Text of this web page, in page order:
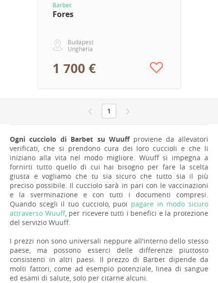
Barbet
Fores
Budapest
Ungheria
1 700 €
1
Ogni cucciolo di Barbet su Wuuffproviene da allevatori
verificati, che si prendono cura dei loro cuccioli e che li
iniziano alla vita nel modo migliore. Wuuff si impegna a
fornirti tutto quello di cui hai bisogno per fare la scelta
giusta e vogliamo che tu sia sicuro che tutto sia il più
preciso possibile. Il cucciolo sarà in pari con le vaccinazioni
e la sverminazione e con tutti i documenti compresi.
Quando scegli il tuo cucciolo, puoi pagare in modo sicuro
attraverso Wuuff, per ricevere tutti i benefici e la protezione
del servizio Wuuff.
I prezzi non sono universali neppure all'interno dello stesso
paese, ma possono esserci delle differenze piuttosto
consistenti in altri paesi. Il prezzo di Barbet dipende da
molti fattori, come ad esempio potenziale, linea di sangue
ed esami di salute, solo per citarne alcuni.